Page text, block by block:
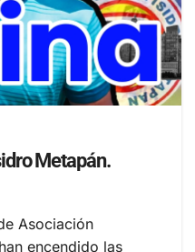
Metapán.
Asociación
encendido las